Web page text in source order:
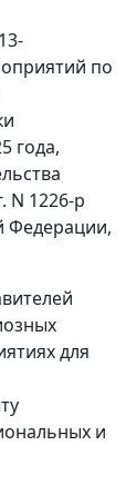
по
года,
N 1226-р
Федерации,
для
и